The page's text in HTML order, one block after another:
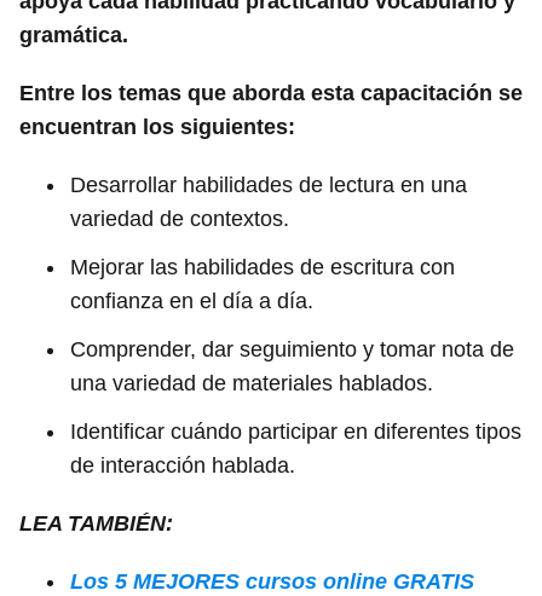
gramática.
Entre los temas que aborda esta capacitación se
encuentran los siguientes:
Desarrollar habilidades de lectura en una
variedad de contextos.
Mejorar las habilidades de escritura con
confianza en el día a día.
Comprender, dar seguimiento y tomar nota de
una variedad de materiales hablados.
Identificar cuándo participar en diferentes tipos
de interacción hablada.
LEA TAMBIÉN:
Los 5 MEJORES cursos online GRATIS